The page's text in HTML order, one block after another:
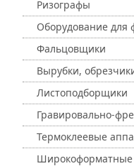
Ризографы
Оборудование для
Фальцовщики
Вырубки,
Листоподборщики
Гравировально-
Термоклеевые
Широкоформатные